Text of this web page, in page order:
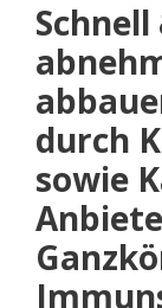
durch
sowie